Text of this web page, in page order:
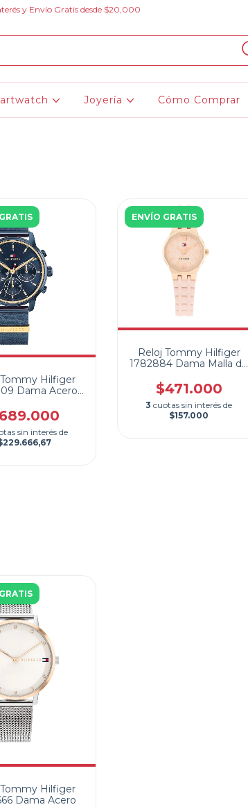
y Envío Gratis desde $20,000
Joyería Cómo Comprar
Hilfiger
Dama Acero
sin interés de
ENVÍO GRATIS
Reloj Tommy Hilfiger
1782884 Dama Malla de
$471.000
3 cuotas sin interés de
$157.000
Hilfiger
Dama Acero